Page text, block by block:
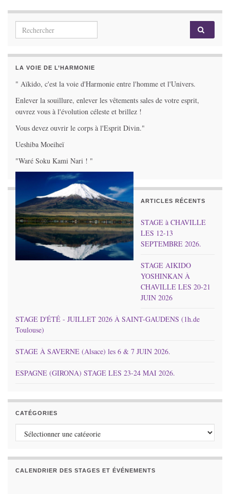
Search for:
LA VOIE DE L’HARMONIE
" Aïkido, c'est la voie d'Harmonie entre l'homme et l'Univers.
Enlever la souillure, enlever les vêtements sales de votre esprit,
ouvrez vous à l'évolution céleste et brillez !
Vous devez ouvrir le corps à l'Esprit Divin."
Ueshiba Moeiheï
"Waré Soku Kami Nari ! "
ARTICLES RÉCENTS
STAGE à CHAVILLE
LES 12-13
SEPTEMBRE 2026.
STAGE AIKIDO
YOSHINKAN À
CHAVILLE LES 20-21
JUIN 2026
STAGE D'ÉTÉ - JUILLET 2026 À SAINT-GAUDENS (1h.de
Toulouse)
STAGE À SAVERNE (Alsace) les 6 & 7 JUIN 2026.
ESPAGNE (GIRONA) STAGE LES 23-24 MAI 2026.
CATÉGORIES
Catégories
CALENDRIER DES STAGES ET ÉVÉNEMENTS